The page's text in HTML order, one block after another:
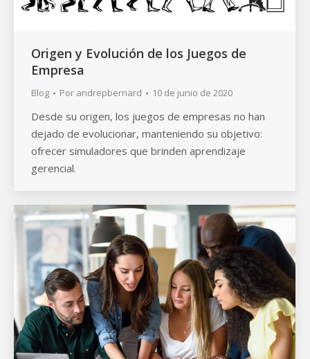
Origen y Evolución de los Juegos de
Empresa
Blog Por andrepbernard 10 de junio de 2020
Desde su origen, los juegos de empresas no han
dejado de evolucionar, manteniendo su objetivo:
ofrecer simuladores que brinden aprendizaje
gerencial.